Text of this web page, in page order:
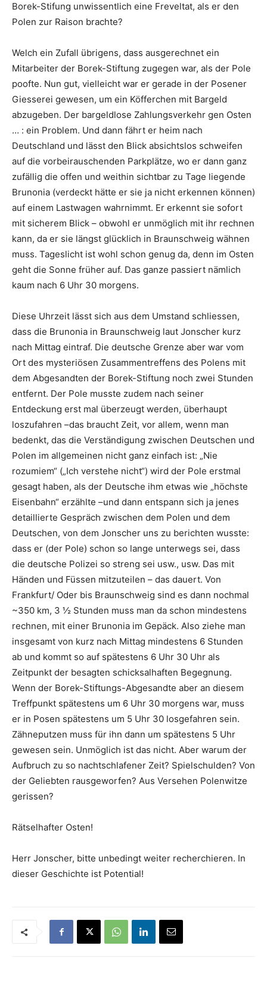
Borek-Stifung unwissentlich eine Freveltat, als er den
Polen zur Raison brachte?
Welch ein Zufall übrigens, dass ausgerechnet ein
Mitarbeiter der Borek-Stiftung zugegen war, als der Pole
poofte. Nun gut, vielleicht war er gerade in der Posener
Giesserei gewesen, um ein Köfferchen mit Bargeld
abzugeben. Der bargeldlose Zahlungsverkehr gen Osten
… : ein Problem. Und dann fährt er heim nach
Deutschland und lässt den Blick absichtslos schweifen
auf die vorbeirauschenden Parkplätze, wo er dann ganz
zufällig die offen und weithin sichtbar zu Tage liegende
Brunonia (verdeckt hätte er sie ja nicht erkennen können)
auf einem Lastwagen wahrnimmt. Er erkennt sie sofort
mit sicherem Blick – obwohl er unmöglich mit ihr rechnen
kann, da er sie längst glücklich in Braunschweig wähnen
muss. Tageslicht ist wohl schon genug da, denn im Osten
geht die Sonne früher auf. Das ganze passiert nämlich
kaum nach 6 Uhr 30 morgens.
Diese Uhrzeit lässt sich aus dem Umstand schliessen,
dass die Brunonia in Braunschweig laut Jonscher kurz
nach Mittag eintraf. Die deutsche Grenze aber war vom
Ort des mysteriösen Zusammentreffens des Polens mit
dem Abgesandten der Borek-Stiftung noch zwei Stunden
entfernt. Der Pole musste zudem nach seiner
Entdeckung erst mal überzeugt werden, überhaupt
loszufahren –das braucht Zeit, vor allem, wenn man
bedenkt, das die Verständigung zwischen Deutschen und
Polen im allgemeinen nicht ganz einfach ist: „Nie
rozumiem“ („Ich verstehe nicht“) wird der Pole erstmal
gesagt haben, als der Deutsche ihm etwas wie „höchste
Eisenbahn“ erzählte –und dann entspann sich ja jenes
detaillierte Gespräch zwischen dem Polen und dem
Deutschen, von dem Jonscher uns zu berichten wusste:
dass er (der Pole) schon so lange unterwegs sei, dass
die deutsche Polizei so streng sei usw., usw. Das mit
Händen und Füssen mitzuteilen – das dauert. Von
Frankfurt/ Oder bis Braunschweig sind es dann nochmal
~350 km, 3 ½ Stunden muss man da schon mindestens
rechnen, mit einer Brunonia im Gepäck. Also ziehe man
insgesamt von kurz nach Mittag mindestens 6 Stunden
ab und kommt so auf spätestens 6 Uhr 30 Uhr als
Zeitpunkt der besagten schicksalhaften Begegnung.
Wenn der Borek-Stiftungs-Abgesandte aber an diesem
Treffpunkt spätestens um 6 Uhr 30 morgens war, muss
er in Posen spätestens um 5 Uhr 30 losgefahren sein.
Zähneputzen muss für ihn dann um spätestens 5 Uhr
gewesen sein. Unmöglich ist das nicht. Aber warum der
Aufbruch zu so nachtschlafener Zeit? Spielschulden? Von
der Geliebten rausgeworfen? Aus Versehen Polenwitze
gerissen?
Rätselhafter Osten!
Herr Jonscher, bitte unbedingt weiter recherchieren. In
dieser Geschichte ist Potential!